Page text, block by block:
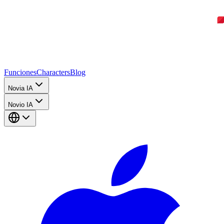
FuncionesCharactersBlog
Novia IA
Novio IA